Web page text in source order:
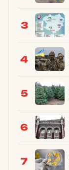
3
4
5
6
7